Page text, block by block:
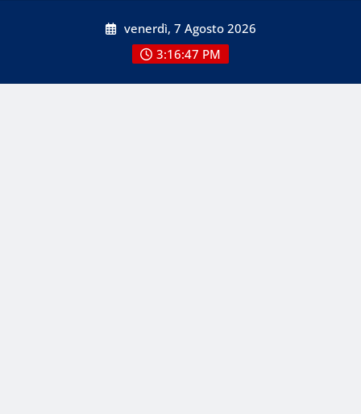
venerdì, 7 Agosto 2026
3:16:47 PM